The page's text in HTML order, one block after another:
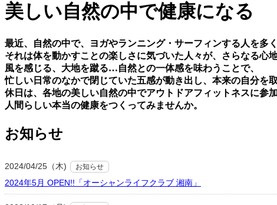
美しい⾃然の中で健康になる
最近、⾃然の中で、ヨガやランニング・サーフィンする⼈を多く
それは体を動かすことの楽しさに気づいた⼈々が、さらなる⼼
⾵を感じる、⼤地を蹴る…⾃然との⼀体感を味わうことで、
忙しい⽇常のなかで閉じていた五感が動き出し、本来の⾃分を
休⽇は、各地の美しい⾃然の中でアウトドアフィットネスに参
⼈間らしい本当の健康をつくってみませんか。
お知らせ
2024/04/25（木) お知らせ
2024年5月 OPEN!!「オーシャンライフクラブ 湘南」